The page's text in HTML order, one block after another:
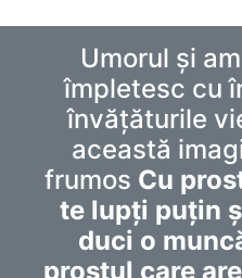
Umorul și
împletesc cu
învățăturile
această
frumos Cu
te lupți puțin
duci o
prostul care